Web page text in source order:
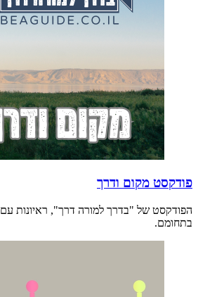
פודקסט מקום ודרך
הפודקסט של "בדרך למורה דרך", ראיונות עם
בתחומם.